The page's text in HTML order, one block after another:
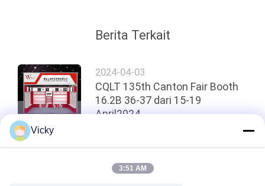
Berita Terkait
2024-04-03
CQLT 135th Canton Fair Booth
16.2B 36-37 dari 15-19
April2024
Atas
Vicky
3:51 AM